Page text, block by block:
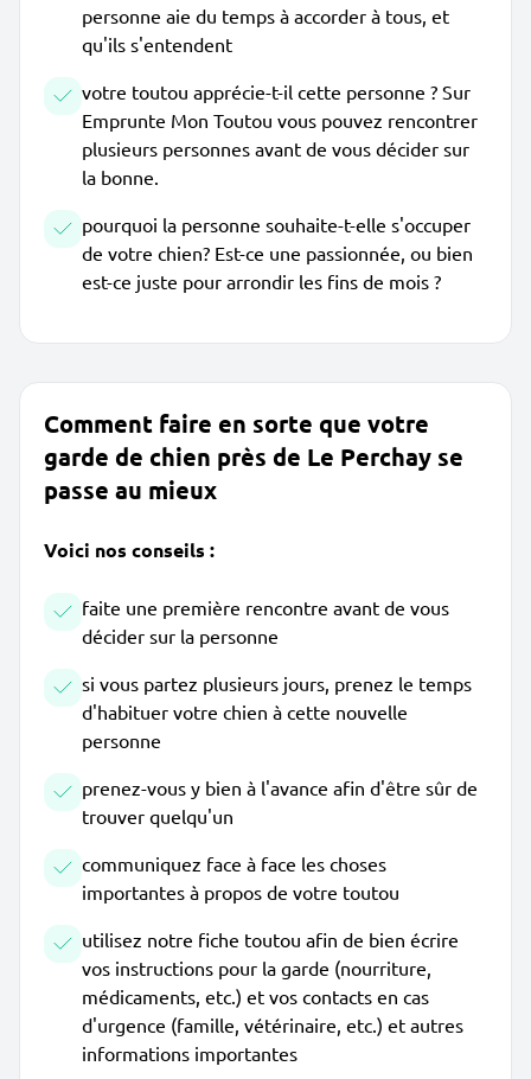
personne aie du temps à accorder à tous, et
qu'ils s'entendent
votre toutou apprécie-t-il cette personne ? Sur
Emprunte Mon Toutou vous pouvez rencontrer
plusieurs personnes avant de vous décider sur
la bonne.
pourquoi la personne souhaite-t-elle s'occuper
de votre chien? Est-ce une passionnée, ou bien
est-ce juste pour arrondir les fins de mois ?
Comment faire en sorte que votre
garde de chien près de Le Perchay se
passe au mieux
Voici nos conseils :
faite une première rencontre avant de vous
décider sur la personne
si vous partez plusieurs jours, prenez le temps
d'habituer votre chien à cette nouvelle
personne
prenez-vous y bien à l'avance afin d'être sûr de
trouver quelqu'un
communiquez face à face les choses
importantes à propos de votre toutou
utilisez notre fiche toutou afin de bien écrire
vos instructions pour la garde (nourriture,
médicaments, etc.) et vos contacts en cas
d'urgence (famille, vétérinaire, etc.) et autres
informations importantes